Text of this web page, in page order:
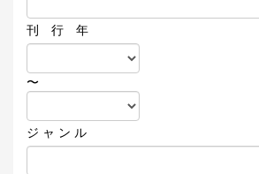
刊 行 年
〜
ジ ャ ン ル